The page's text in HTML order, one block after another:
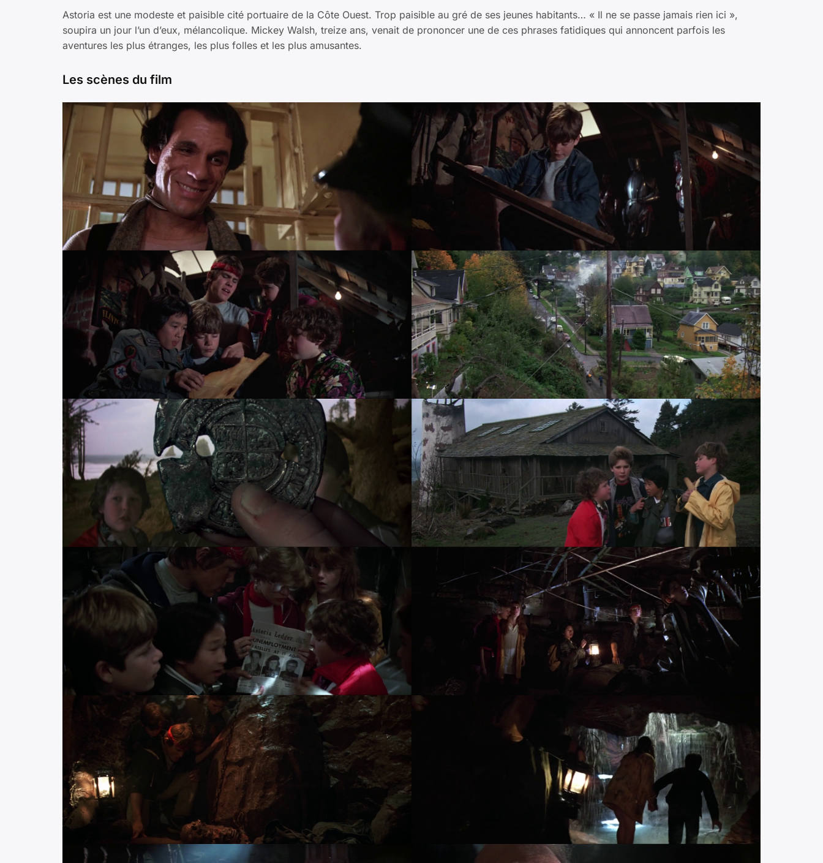
Astoria est une modeste et paisible cité portuaire de la Côte Ouest. Trop paisible au gré de ses jeunes habitants… « Il ne se passe jamais rien ici »,
soupira un jour l’un d’eux, mélancolique. Mickey Walsh, treize ans, venait de prononcer une de ces phrases fatidiques qui annoncent parfois les
aventures les plus étranges, les plus folles et les plus amusantes.
Les scènes du film